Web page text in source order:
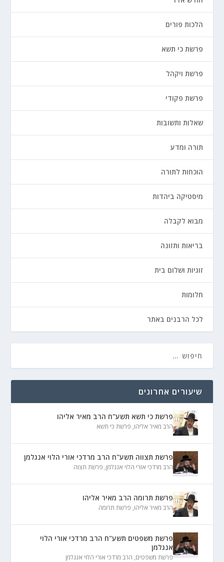
הלכות פורים
פרשת כי תשא
פרשת ויקהל
פרשת פקודי
שאלות ותשובות
תורה ומדע
הוכחות לתורה
מיסטיקה ביהדות
מבוא לקבלה
בריאות ותזונה
זוגיות ושלום בית
חלומות
לכל הרבנים באתר
שיעורים אחרונים
פרשת כי תשא תשע"ח הרב מאיר אליהו
הרב מאיר אליהו, פרשת כי תשא
פרשת תצווה תשע"ח הרב מרדכי אורי הלוי אנגלמן
הרב מרדכי אורי הלוי אנגלמן, פרשת תצוה
פרשת תרומה הרב מאיר אליהו
הרב מאיר אליהו, פרשת תרומה
פרשת משפטים תשע"ח הרב מרדכי אורי הלוי
אנגלמן
פרשת משפטים, הרב מרדכי אורי הלוי אנגלמן